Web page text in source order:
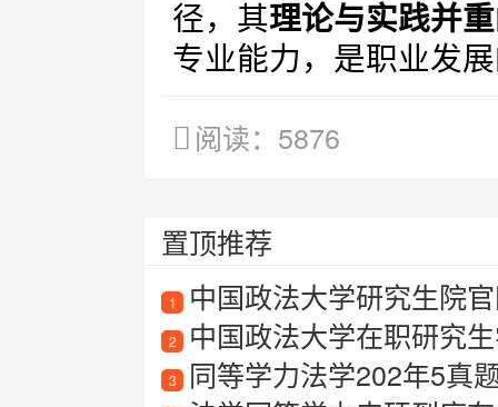
径，其理论与实践并重
专业能力，是职业发
阅读：5876
置顶推荐
1 中国政法大学研究生院
2 中国政法大学在职研究
3 同等学力法学202年5真